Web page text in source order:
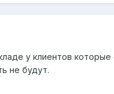
у клиентов
не будут.